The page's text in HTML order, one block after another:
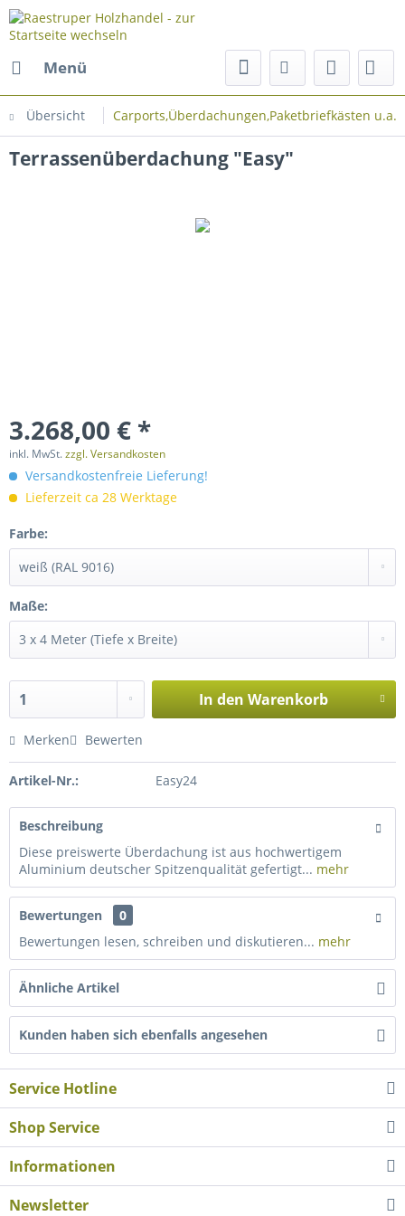
Menü
Übersicht Carports,Überdachungen,Paketbriefkästen u.a.
Terrassenüberdachung "Easy"
3.268,00 € *
inkl. MwSt.zzgl. Versandkosten
Versandkostenfreie Lieferung!
Lieferzeit ca 28 Werktage
Farbe:
Maße:
In den Warenkorb
Merken Bewerten
Artikel-Nr.: Easy24
Beschreibung
Diese preiswerte Überdachung ist aus hochwertigem
Aluminium deutscher Spitzenqualität gefertigt... mehr
Bewertungen
0
Bewertungen lesen, schreiben und diskutieren... mehr
Ähnliche Artikel
Kunden haben sich ebenfalls angesehen
Service Hotline
Shop Service
Informationen
Newsletter